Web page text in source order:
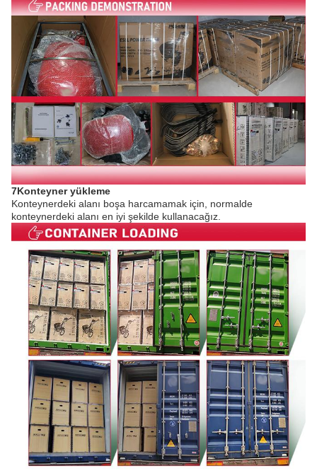
7Konteyner yükleme
Konteynerdeki alanı boşa harcamamak için, normalde
konteynerdeki alanı en iyi şekilde kullanacağız.